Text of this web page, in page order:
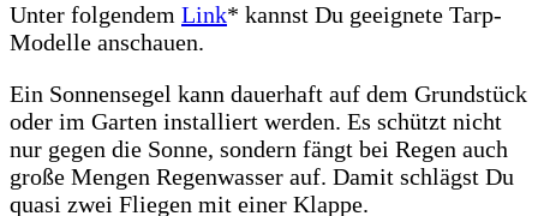
Unter folgendem Link* kannst Du geeignete Tarp-
Modelle anschauen.
Ein Sonnensegel kann dauerhaft auf dem Grundstück
oder im Garten installiert werden. Es schützt nicht
nur gegen die Sonne, sondern fängt bei Regen auch
große Mengen Regenwasser auf. Damit schlägst Du
quasi zwei Fliegen mit einer Klappe.